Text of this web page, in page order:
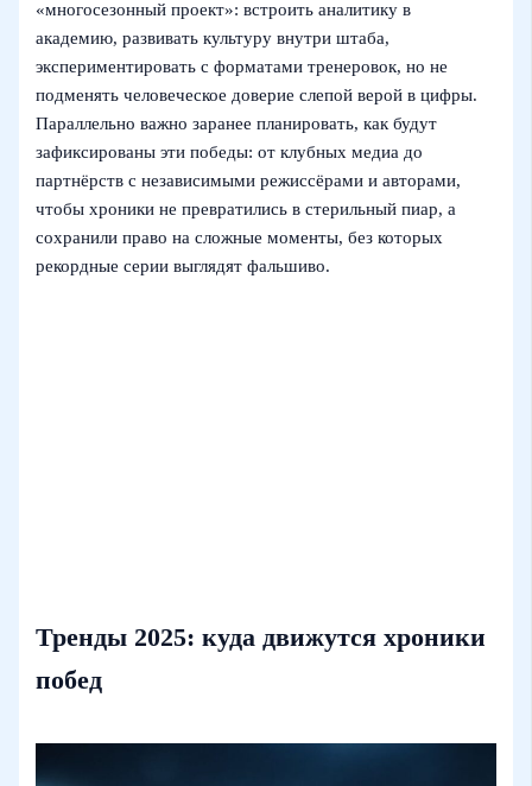
«многосезонный проект»: встроить аналитику в
академию, развивать культуру внутри штаба,
экспериментировать с форматами тренеровок, но не
подменять человеческое доверие слепой верой в цифры.
Параллельно важно заранее планировать, как будут
зафиксированы эти победы: от клубных медиа до
партнёрств с независимыми режиссёрами и авторами,
чтобы хроники не превратились в стерильный пиар, а
сохранили право на сложные моменты, без которых
рекордные серии выглядят фальшиво.
Тренды 2025: куда движутся хроники
побед